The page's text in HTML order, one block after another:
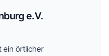
e.V.
ein örtlicher